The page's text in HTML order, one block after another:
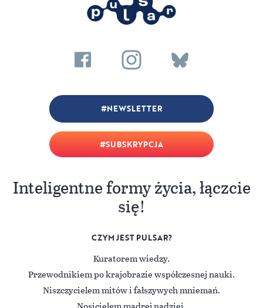
SUBSKRYPCJA
NEWSLETTER
Inteligentne formy życia, łączcie
się!
CZYM JEST PULSAR?
Kuratorem wiedzy.
Przewodnikiem po krajobrazie współczesnej nauki.
Niszczycielem mitów i fałszywych mniemań.